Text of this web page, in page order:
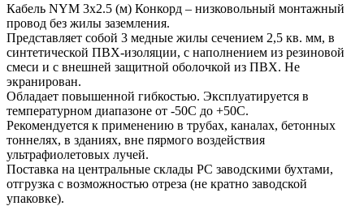
Кабель NYM 3х2.5 (м) Конкорд – низковольный монтажный
провод без жилы заземления.
Представляет собой 3 медные жилы сечением 2,5 кв. мм, в
синтетической ПВХ-изоляции, с наполнением из резиновой
смеси и с внешней защитной оболочкой из ПВХ. Не
экранирован.
Обладает повышенной гибкостью. Эксплуатируется в
температурном диапазоне от -50С до +50С.
Рекомендуется к применению в трубах, каналах, бетонных
тоннелях, в зданиях, вне пярмого воздействия
ультрафиолетовых лучей.
Поставка на центральные склады РС заводскими бухтами,
отгрузка с возможностью отреза (не кратно заводской
упаковке).